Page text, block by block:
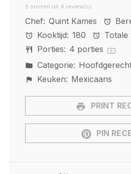
Stars
Stars
Stars
Stars
Star
5 sterren uit 4 review(s)
Chef: Quint Kames
Kooktijd: 180 Totale
Porties: 4 porties 1x
Categorie:
Keuken: Mexicaans
PRINT
PIN